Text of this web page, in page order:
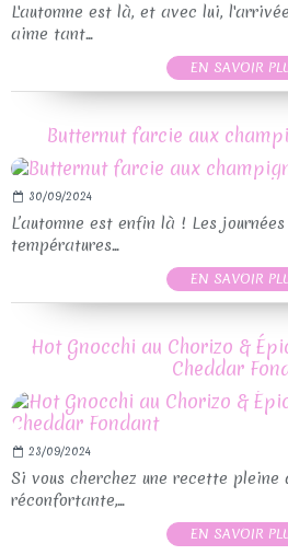
L'automne est là, et avec lui,
aime tant...
EN SAVOIR
Butternut farcie aux
30/09/2024
L’automne est enfin là ! Les
températures...
EN SAVOIR
Hot Gnocchi au Chorizo &
Cheddar
23/09/2024
Si vous cherchez une recette pleine
réconfortante,...
EN SAVOIR